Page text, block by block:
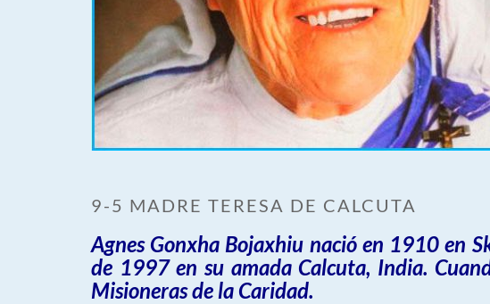
9-5 MADRE TERESA DE CALCUTA
Agnes Gonxha Bojaxhiu nació en 1910 en
de 1997 en su amada Calcuta, India.
Misioneras de la Caridad.